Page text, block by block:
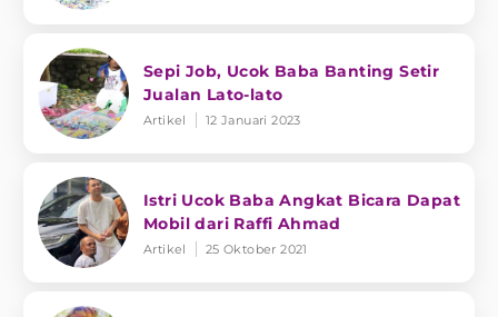
Sepi Job, Ucok Baba Banting Setir
Jualan Lato-lato
Artikel 12 Januari 2023
Istri Ucok Baba Angkat Bicara Dapat
Mobil dari Raffi Ahmad
Artikel 25 Oktober 2021